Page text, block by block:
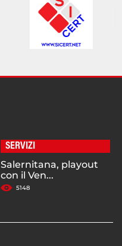
SERVIZI
Salernitana, playout
con il Ven...
5148